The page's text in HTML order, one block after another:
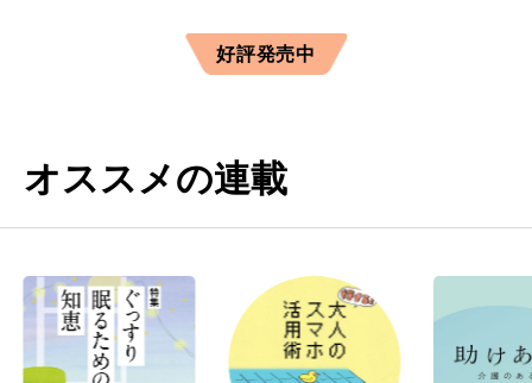
好評発売中
オススメの連載